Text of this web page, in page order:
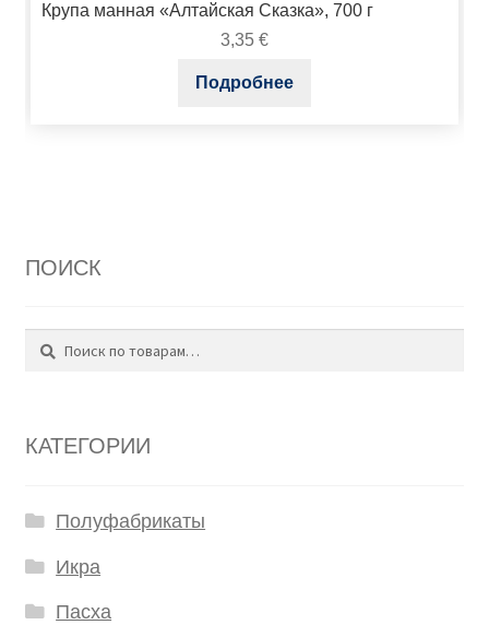
Крупа манная «Алтайская Сказка», 700 г
3,35 €
Подробнее
ПОИСК
Поиск
КАТЕГОРИИ
Полуфабрикаты
Икра
Пасха